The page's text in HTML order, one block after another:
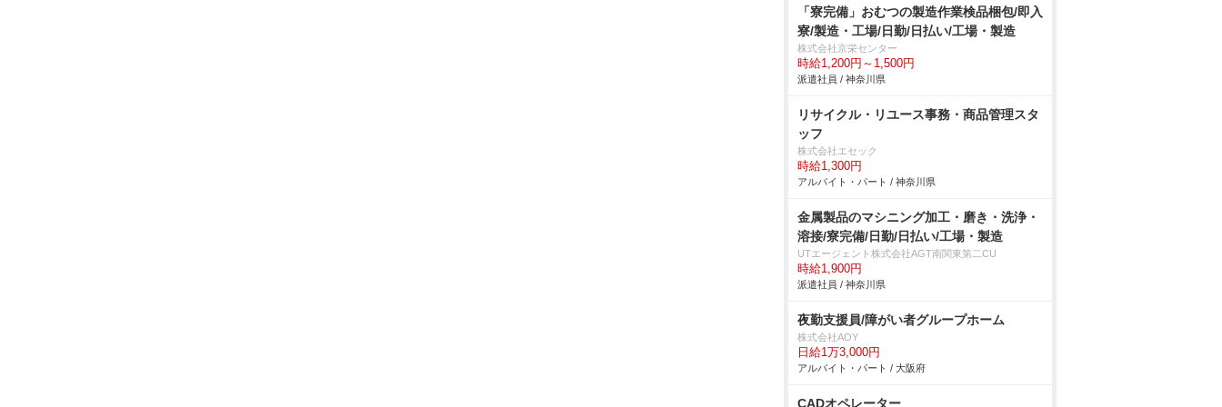
「寮完備」おむつの製造作業検品梱包/即入
寮/製造・工場/日勤/日払い/工場・製造
株式会社京栄センター
時給1,200円～1,500円
派遣社員 / 神奈川県
リサイクル・リユース事務・商品管理スタ
ッフ
株式会社エセック
時給1,300円
アルバイト・パート / 神奈川県
金属製品のマシニング加工・磨き・洗浄・
溶接/寮完備/日勤/日払い/工場・製造
UTエージェント株式会社AGT南関東第二CU
時給1,900円
派遣社員 / 神奈川県
夜勤支援員/障がい者グループホーム
株式会社AOY
日給1万3,000円
アルバイト・パート / 大阪府
CADオペレーター